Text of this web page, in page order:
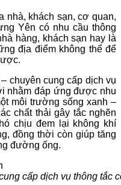
nhà, khách sạn, cơ quan,
Yên có nhu cầu thông
hàng, khách sạn hay là
địa điểm không thể để
chuyên cung cấp dịch vụ
nhằm đáp ứng được nhu
môi trường sống xanh –
chất thải gây tắc nghẽn
chịu đem lại không khí
đồng thời còn giúp tăng
đường ống.
cấp dịch vụ thông tắc